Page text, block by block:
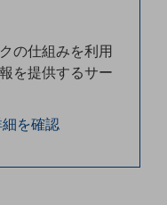
の仕組みを利用
を提供するサー
を確認